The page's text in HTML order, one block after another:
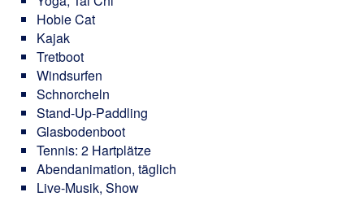
Hobie Cat
Kajak
Tretboot
Windsurfen
Schnorcheln
Stand-Up-Paddling
Glasbodenboot
Tennis: 2 Hartplätze
Abendanimation, täglich
Live-Musik, Show